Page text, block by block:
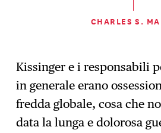
CHARLES S.
Kissinger e i responsabili
in generale erano
fredda globale, cosa che
data la lunga e dolorosa